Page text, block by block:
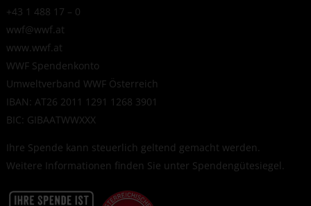
+43 1 488 17 – 0
wwf@wwf.at
www.wwf.at
WWF Spendenkonto
Umweltverband WWF Österreich
IBAN: AT26 2011 1291 1268 3901
BIC: GIBAATWWXXX
Ihre Spende kann steuerlich geltend gemacht werden.
Weitere Informationen finden Sie unter Spendengütesiegel